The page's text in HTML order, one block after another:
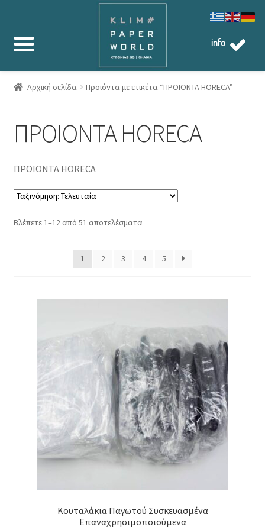
Αρχική σελίδα Προϊόντα με ετικέτα “ΠΡΟΙΟΝΤΑ HORECA”
ΠΡΟΙΟΝΤΑ HORECA
ΠΡΟΙΟΝΤΑ HORECA
Βλέπετε 1–12 από 51 αποτελέσματαSorted
1
2 3 4 5
Κουταλάκια Παγωτού Συσκευασμένα
Επαναχρησιμοποιούμενα
info